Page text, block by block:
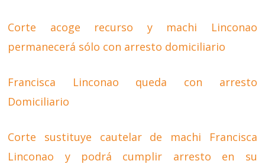
Corte acoge recurso y machi Linconao
permanecerá sólo con arresto domiciliario
Francisca Linconao queda con arresto
Domiciliario
Corte sustituye cautelar de machi Francisca
Linconao y podrá cumplir arresto en su